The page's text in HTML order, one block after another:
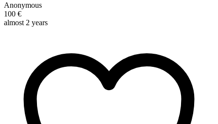
Anonymous
100 €
almost 2 years